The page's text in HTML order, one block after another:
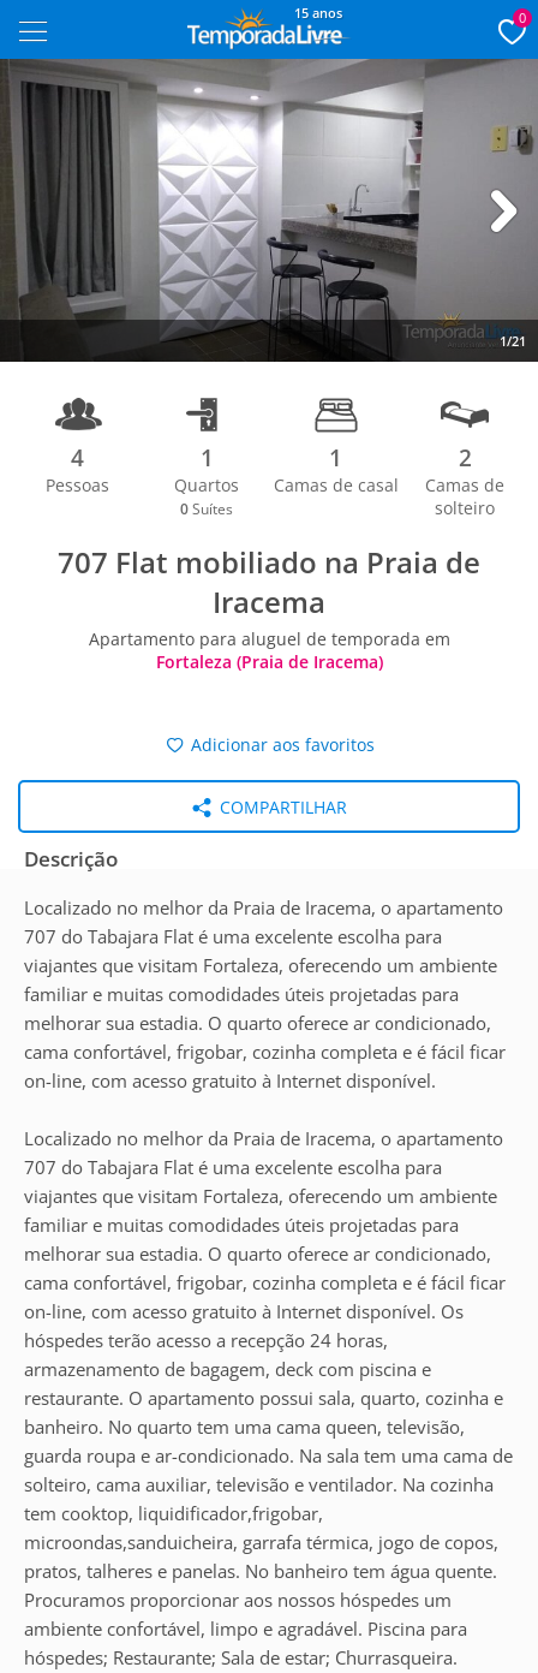
15 anos 0
1/21
4
Pessoas
1
Quartos
0 Suítes
1
Camas de casal
2
Camas de
solteiro
707 Flat mobiliado na Praia de
Iracema
Apartamento para aluguel de temporada em
Fortaleza (Praia de Iracema)
Adicionar aos favoritos
COMPARTILHAR
Descrição
Localizado no melhor da Praia de Iracema, o apartamento
707 do Tabajara Flat é uma excelente escolha para
viajantes que visitam Fortaleza, oferecendo um ambiente
familiar e muitas comodidades úteis projetadas para
melhorar sua estadia. O quarto oferece ar condicionado,
cama confortável, frigobar, cozinha completa e é fácil ficar
on-line, com acesso gratuito à Internet disponível.
Localizado no melhor da Praia de Iracema, o apartamento
707 do Tabajara Flat é uma excelente escolha para
viajantes que visitam Fortaleza, oferecendo um ambiente
familiar e muitas comodidades úteis projetadas para
melhorar sua estadia. O quarto oferece ar condicionado,
cama confortável, frigobar, cozinha completa e é fácil ficar
on-line, com acesso gratuito à Internet disponível. Os
hóspedes terão acesso a recepção 24 horas,
armazenamento de bagagem, deck com piscina e
restaurante. O apartamento possui sala, quarto, cozinha e
banheiro. No quarto tem uma cama queen, televisão,
guarda roupa e ar-condicionado. Na sala tem uma cama de
solteiro, cama auxiliar, televisão e ventilador. Na cozinha
tem cooktop, liquidificador,frigobar,
microondas,sanduicheira, garrafa térmica, jogo de copos,
pratos, talheres e panelas. No banheiro tem água quente.
Procuramos proporcionar aos nossos hóspedes um
ambiente confortável, limpo e agradável. Piscina para
hóspedes; Restaurante; Sala de estar; Churrasqueira.